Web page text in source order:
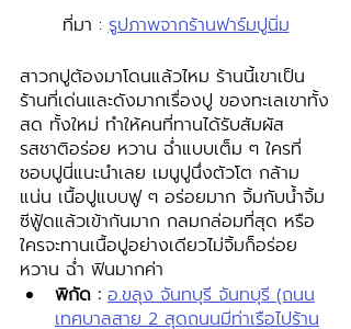
ที่มา : รูปภาพจากร้านฟาร์มปูนิ่ม
สาวกปูต้องมาโดนแล้วไหม ร้านนี้เขาเป็น
ร้านที่เด่นและดังมากเรื่องปู ของทะเลเขาทั้ง
สด ทั้งใหม่ ทำให้คนที่ทานได้รับสัมผัส
รสชาติอร่อย หวาน ฉ่ำแบบเต็ม ๆ ใครที่
ชอบปูนี่แนะนำเลย เมนูปูนึ่งตัวโต กล้าม
แน่น เนื้อปูแบบฟู ๆ อร่อยมาก จิ้มกับน้ำจิ้ม
ซีฟู้ดแล้วเข้ากันมาก กลมกล่อมที่สุด หรือ
ใครจะทานเนื้อปูอย่างเดียวไม่จิ้มก็อร่อย
หวาน ฉ่ำ ฟินมากค่า
พิกัด : อ.ขลุง จันทบุรี จันทบุรี (ถนน
เทศบาลสาย 2 สุดถนนมีท่าเรือไปร้าน